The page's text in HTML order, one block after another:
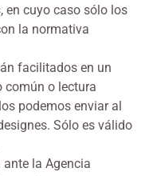
en cuyo caso sólo los
la normativa
facilitados en un
común o lectura
podemos enviar al
Sólo es válido
la Agencia